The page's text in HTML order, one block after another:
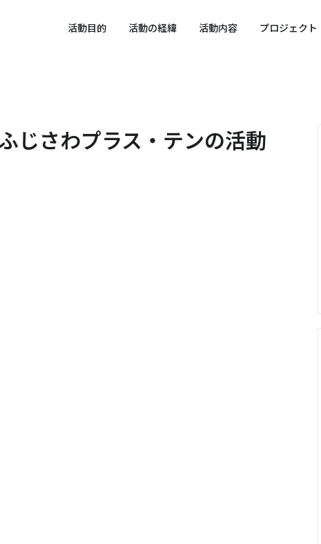
SPORTS SDGs活動目的 活動の経緯 活動内容 プロジェクト
じさわプラス・テンの活動